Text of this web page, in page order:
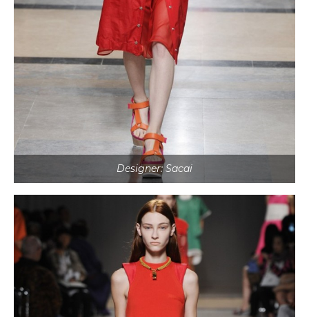
Designer: Sacai